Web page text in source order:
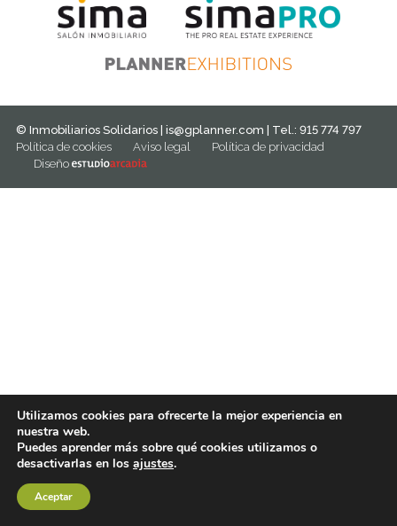
© Inmobiliarios Solidarios | is@gplanner.com | Tel.: 915 774 797
Política de cookies
Aviso legal
Política de privacidad
Diseño
Utilizamos cookies para ofrecerte la mejor experiencia en
nuestra web.
Puedes aprender más sobre qué cookies utilizamos o
desactivarlas en los ajustes.
Aceptar